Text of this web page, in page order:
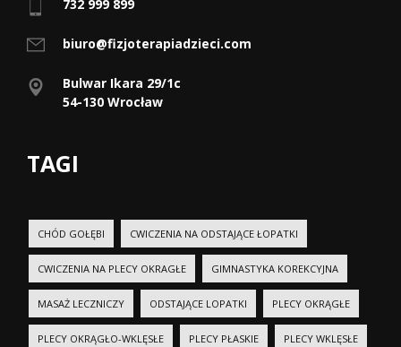
732 999 899
biuro@fizjoterapiadzieci.com
Bulwar Ikara 29/1c
54-130 Wrocław
TAGI
CHÓD GOŁĘBI CWICZENIA NA ODSTAJĄCE ŁOPATKI
CWICZENIA NA PLECY OKRAGŁE GIMNASTYKA KOREKCYJNA
MASAŻ LECZNICZY ODSTAJĄCE LOPATKI PLECY OKRĄGŁE
PLECY OKRĄGŁO-WKLĘSŁE PLECY PŁASKIE PLECY WKLĘSŁE